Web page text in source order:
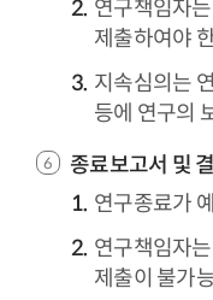
연구책임자
제출하여야
지속심의는
등에 연구의
종료보고서 및
연구종료가
연구책임자
제출이 불가